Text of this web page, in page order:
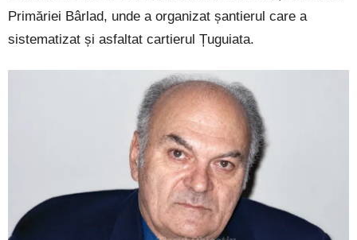
Primăriei Bârlad, unde a organizat șantierul care a
sistematizat și asfaltat cartierul Țuguiata.